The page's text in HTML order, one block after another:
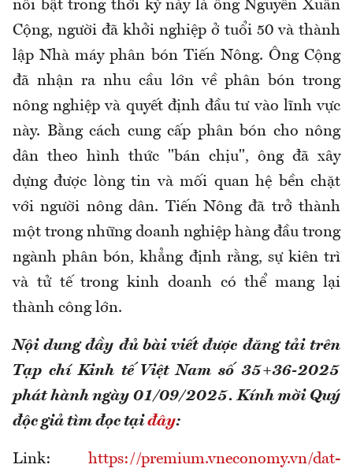
nổi bật trong thời kỳ này là ông Nguyễn Xuân
Cộng, người đã khởi nghiệp ở tuổi 50 và thành
lập Nhà máy phân bón Tiến Nông. Ông Cộng
đã nhận ra nhu cầu lớn về phân bón trong
nông nghiệp và quyết định đầu tư vào lĩnh vực
này. Bằng cách cung cấp phân bón cho nông
dân theo hình thức "bán chịu", ông đã xây
dựng được lòng tin và mối quan hệ bền chặt
với người nông dân. Tiến Nông đã trở thành
một trong những doanh nghiệp hàng đầu trong
ngành phân bón, khẳng định rằng, sự kiên trì
và tử tế trong kinh doanh có thể mang lại
thành công lớn.
Nội dung đầy đủ bài viết được đăng tải trên
Tạp chí Kinh tế Việt Nam số 35+36-2025
phát hành ngày 01/09/2025. Kính mời Quý
độc giả tìm đọc tại đây:
Link: https://premium.vneconomy.vn/dat-